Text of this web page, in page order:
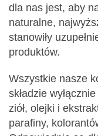
dla nas jest, aby
naturalne,
stanowiły
produktów.
Wszystkie nasze
składzie
ziół, olejki i
parafiny,